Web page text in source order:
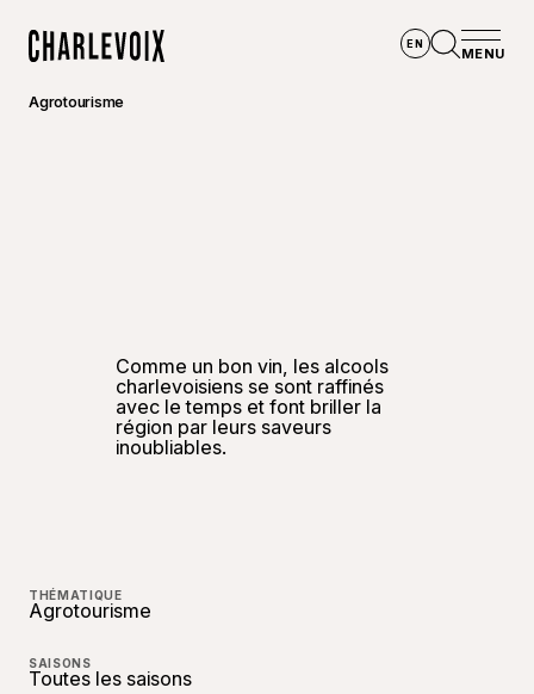
EN
MENU
Agrotourisme
Comme un bon vin, les alcools
charlevoisiens se sont raffinés
avec le temps et font briller la
région par leurs saveurs
inoubliables.
THÉMATIQUE
Agrotourisme
SAISONS
Toutes les saisons